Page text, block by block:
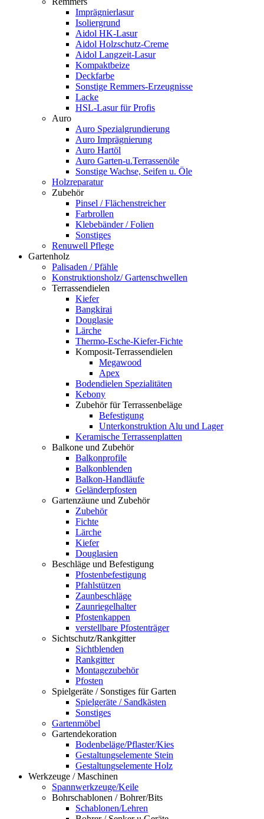
Imprägnierlasur
Isoliergrund
Aidol HK-Lasur
Aidol Holzschutz-Creme
Aidol Langzeit-Lasur
Kompaktbeize
Deckfarbe
Sonstige Remmers-Erzeugnisse
Lacke
HSL-Lasur für Profis
Auro
Auro Spezialgrundierung
Auro Imprägnierung
Auro Hartöl
Auro Garten-u.Terrassenöle
Sonstige Wachse, Seifen u. Öle
Holzreparatur
Zubehör
Pinsel / Flächenstreicher
Farbrollen
Klebebänder / Folien
Sonstiges
Renuwell Pflege
Gartenholz
Palisaden / Pfähle
Konstruktionsholz/ Gartenschwellen
Terrassendielen
Kiefer
Bangkirai
Douglasie
Lärche
Thermo-Esche-Kiefer-Fichte
Komposit-Terrassendielen
Megawood
Apex
Bodendielen Spezialitäten
Kebony
Zubehör für Terrassenbeläge
Befestigung
Unterkonstruktion Alu und Lager
Keramische Terrassenplatten
Balkone und Zubehör
Balkonprofile
Balkonblenden
Balkon-Handläufe
Geländerpfosten
Gartenzäune und Zubehör
Zubehör
Fichte
Lärche
Kiefer
Douglasien
Beschläge und Befestigung
Pfostenbefestigung
Pfahlstützen
Zaunbeschläge
Zaunriegelhalter
Pfostenkappen
verstellbare Pfostenträger
Sichtschutz/Rankgitter
Sichtblenden
Rankgitter
Montagezubehör
Pfosten
Spielgeräte / Sonstiges für Garten
Spielgeräte / Sandkästen
Sonstiges
Gartenmöbel
Gartendekoration
Bodenbeläge/Pflaster/Kies
Gestaltungselemente Stein
Gestaltungselemente Holz
Werkzeuge / Maschinen
Spannwerkzeuge/Keile
Bohrschablonen / Bohrer/Bits
Schablonen/Lehren